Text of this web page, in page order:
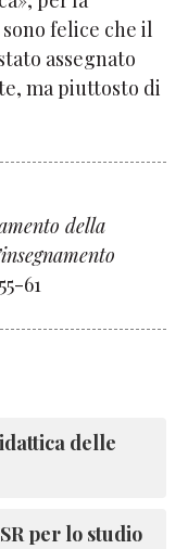
felice che il
assegnato
ma piuttosto di
della
61
delle
per lo studio